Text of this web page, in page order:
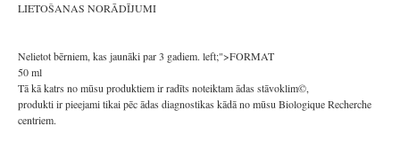
LIETOŠANAS NORĀDĪJUMI
Nelietot bērniem, kas jaunāki par 3 gadiem. left;">FORMAT
50 ml
Tā kā katrs no mūsu produktiem ir radīts noteiktam ādas stāvoklim©,
produkti ir pieejami tikai pēc ādas diagnostikas kādā no mūsu Biologique Recherche
centriem.